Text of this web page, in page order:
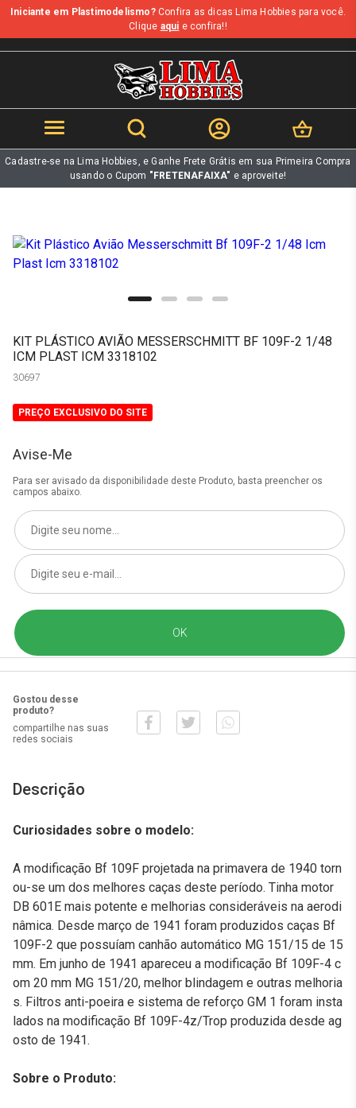
b
Iniciante em Plastimodelismo?Confira as dicas Lima Hobbies para você.
Clique aqui e confira!!
Cadastre-se na Lima Hobbies, e Ganhe Frete Grátis em sua Primeira Compra
usando o Cupom "FRETENAFAIXA" e aproveite!
KIT PLÁSTICO AVIÃO MESSERSCHMITT BF 109F-2 1/48
ICM PLAST ICM 3318102
30697
PREÇO EXCLUSIVO DO SITE
Avise-Me
Para ser avisado da disponibilidade deste Produto, basta preencher os
campos abaixo.
Gostou desse
produto?
compartilhe nas suas
redes sociais
Descrição
Curiosidades sobre o modelo:
A modificação Bf 109F projetada na primavera de 1940 torn
ou-se um dos melhores caças deste período. Tinha motor
DB 601E mais potente e melhorias consideráveis na aerodi
nâmica. Desde março de 1941 foram produzidos caças Bf
109F-2 que possuíam canhão automático MG 151/15 de 15
mm. Em junho de 1941 apareceu a modificação Bf 109F-4 c
om 20 mm MG 151/20, melhor blindagem e outras melhoria
s. Filtros anti-poeira e sistema de reforço GM 1 foram insta
lados na modificação Bf 109F-4z/Trop produzida desde ag
osto de 1941.
Sobre o Produto: